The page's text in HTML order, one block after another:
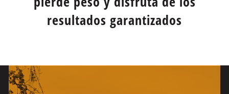
resultados garantizados